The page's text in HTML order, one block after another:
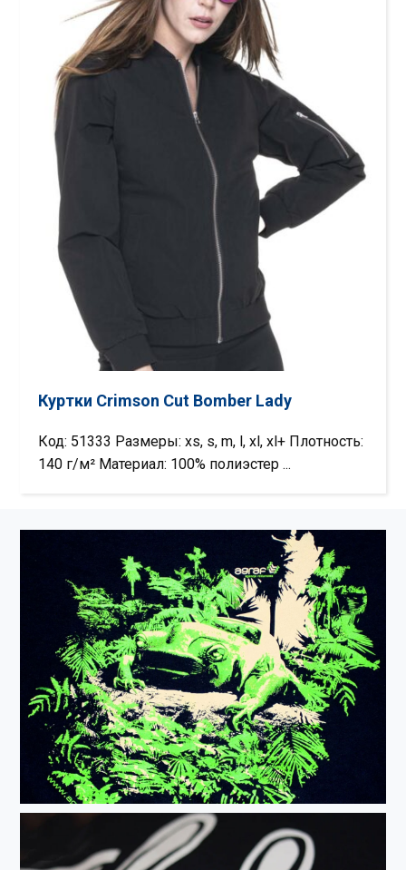
Куртки Crimson Cut Bomber Lady
Код: 51333 Размеры: xs, s, m, l, xl, xl+ Плотность:
140 г/м² Материал: 100% полиэстер ...